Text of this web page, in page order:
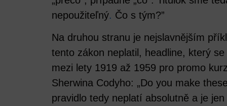
nepoužiteľný. Čo s tým?”
Na druhou stranu je nejslavnějším
tento zákon neplatil, headline, který
mezi lety 1919 až 1959 pro promo
Sherwina Codyho: „Do you make
pravidlo tedy neplatí absolutně a je